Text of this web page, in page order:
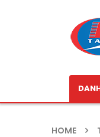
HOME